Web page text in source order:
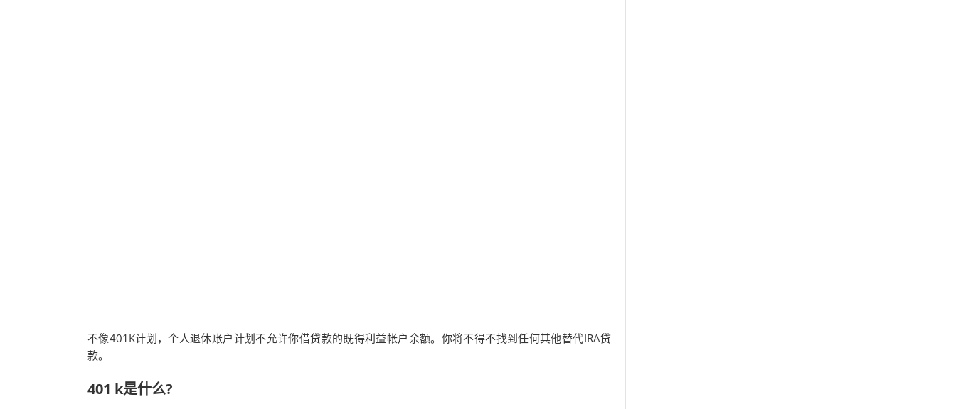
不像401K计划，个人退休账户计划不允许你借贷款的既得利益帐户余额。你将不得不找到任何其他替代IRA贷
款。
401 k是什么?